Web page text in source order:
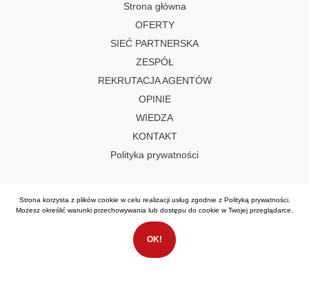
Strona główna
OFERTY
SIEĆ PARTNERSKA
ZESPÓŁ
REKRUTACJA AGENTÓW
OPINIE
WIEDZA
KONTAKT
Polityka prywatności
Strona korzysta z plików cookie w celu realizacji usług zgodnie z Polityką prywatności.
Możesz określić warunki przechowywania lub dostępu do cookie w Twojej przeglądarce.
OK!